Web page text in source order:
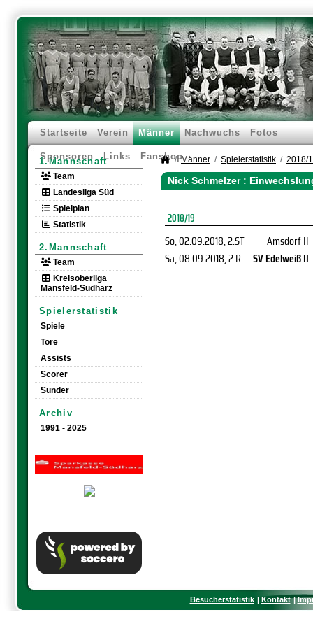
Startseite Verein Männer Nachwuchs Fotos
Sponsoren Links Fanshop
1.Mannschaft
Team
Landesliga Süd
Spielplan
Statistik
2.Mannschaft
Team
Kreisoberliga
Mansfeld-Südharz
Spielerstatistik
Spiele
Tore
Assists
Scorer
Sünder
Archiv
1991 - 2025
Männer Spielerstatistik 2018/
Nick Schmelzer :
2018/19
So, 02.09.2018, 2.ST Amsdorf II
Sa, 08.09.2018, 2.R SV Edelweiß II
Besucherstatistik Kontakt